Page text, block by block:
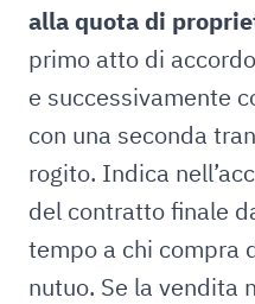
alla quota di
primo atto di
e successivamente
con una seconda
rogito. Indica
del contratto finale
tempo a chi compra
nutuo. Se la vendita